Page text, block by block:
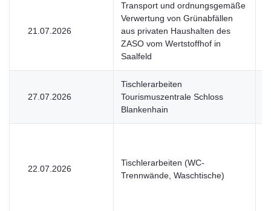
21.07.2026
Transport und ordnungsgemäße
Verwertung von Grünabfällen
aus privaten Haushalten des
ZASO vom Wertstoffhof in
Saalfeld
27.07.2026
Tischlerarbeiten
Tourismuszentrale Schloss
Blankenhain
22.07.2026
Tischlerarbeiten (WC-
Trennwände, Waschtische)